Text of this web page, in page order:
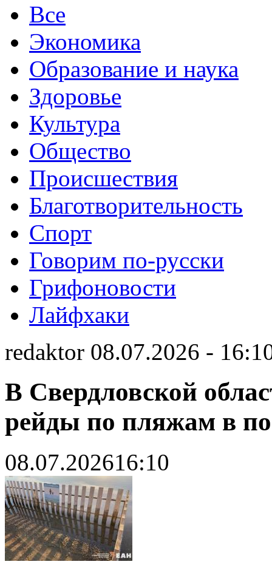
Все
Экономика
Образование и наука
Здоровье
Культура
Общество
Происшествия
Благотворительность
Спорт
Говорим по-русски
Грифоновости
Лайфхаки
redaktor 08.07.2026 -
В Свердловской
рейды по пляжам в
08.07.202616:10